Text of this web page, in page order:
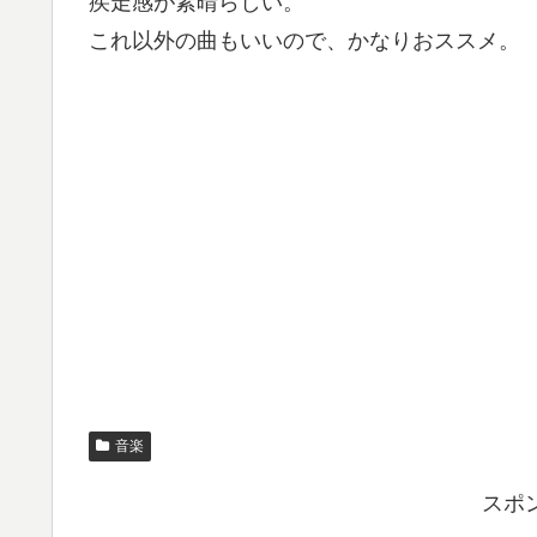
これ以外の曲もいいので、かなりおススメ。
音楽
スポ